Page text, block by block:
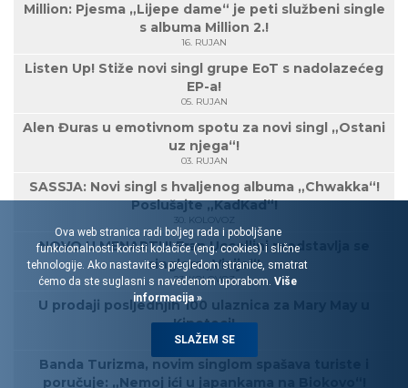
Million: Pjesma „Lijepe dame“ je peti službeni single
s albuma Million 2.!
16. RUJAN
Listen Up! Stiže novi singl grupe EoT s nadolazećeg
EP-a!
05. RUJAN
Alen Đuras u emotivnom spotu za novi singl „Ostani
uz njega“!
03. RUJAN
SASSJA: Novi singl s hvaljenog albuma „Chwakka“!
Poslušajte „KadKad“!
30. KOLOVOZ
NOVO U MENARTU! Fran Uccellini predstavlja se
singlom „Vizije“!
23. KOLOVOZ
U prodaji posljednjih 100 ulaznica za Mary May u
Kinoteci!
21. KOLOVOZ
Banda Turizma, novim singlom spašava turiste i
poručuje: „Nemoj ići u japankama na Biokovo“!
Ova web stranica radi boljeg rada i poboljšane
funkcionalnosti koristi kolačiće (eng. cookies) i slične
tehnologije. Ako nastavite s pregledom stranice, smatrat
ćemo da ste suglasni s navedenom uporabom. Više
informacija »
SLAŽEM SE